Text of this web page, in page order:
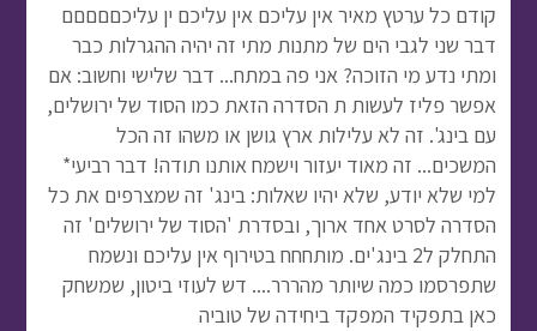
קודם כל ערטץ מאיר אין עליכם אין עליכם ין עליכםםםםם
דבר שני לגבי הים של מתנות מתי זה יהיה ההגרלות כבר
ומתי נדע מי הזוכה? אני פה במתח... דבר שלישי וחשוב: אם
אפשר פליז לעשות ת הסדרה הזאת כמו הסוד של ירושלים,
עם בינג'. זה לא עלילות ארץ גושן או משהו זה הכל
המשכים... זה מאוד יעזור וישמח אותנו תודה! דבר רביעי*
למי שלא יודע, שלא יהיו שאלות: בינג' זה שמצרפים את כל
הסדרה לסרט אחד ארוך, ובסדרת 'הסוד של ירושלים' זה
התחלק ל2 בינג'ים. מותחחח בטירוף אין עליכם ונשמח
שתפרסמו כמה שיותר מהררר.... דש לעוזי ביטון, שמשחק
כאן בתפקיד המפקד ביחידה של טוביה